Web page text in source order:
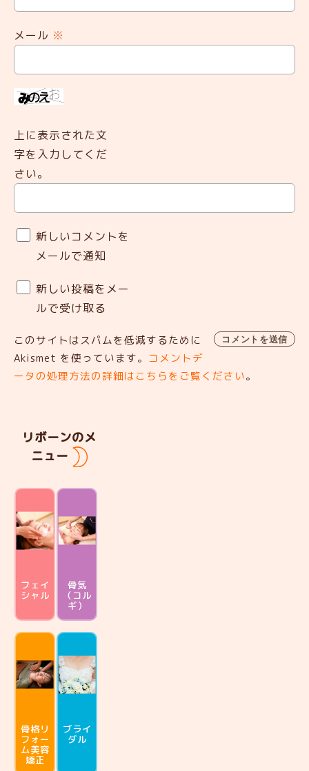
メール ※
上に表示された文
字を入力してくだ
さい。
新しいコメントを
メールで通知
新しい投稿をメー
ルで受け取る
このサイトはスパムを低減するために
Akismet を使っています。 コメントデ
ータの処理方法の詳細はこちらをご覧ください。
リボーンのメ
ニュー
フェイ
シャル
骨気
（コル
ギ）
骨格リ
フォー
ム美容
矯正
ブライ
ダル